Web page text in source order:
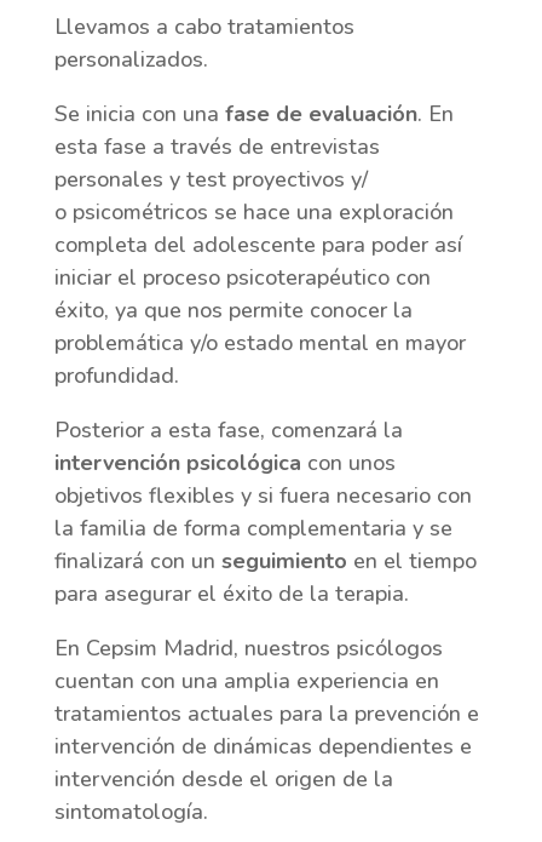
Llevamos a cabo tratamientos
personalizados.
Se inicia con una fase de evaluación. En
esta fase a través de entrevistas
personales y test proyectivos y/
o psicométricos se hace una exploración
completa del adolescente para poder así
iniciar el proceso psicoterapéutico con
éxito, ya que nos permite conocer la
problemática y/o estado mental en mayor
profundidad.
Posterior a esta fase, comenzará la
intervención psicológica con unos
objetivos flexibles y si fuera necesario con
la familia de forma complementaria y se
finalizará con un seguimiento en el tiempo
para asegurar el éxito de la terapia.
En Cepsim Madrid, nuestros psicólogos
cuentan con una amplia experiencia en
tratamientos actuales para la prevención e
intervención de dinámicas dependientes e
intervención desde el origen de la
sintomatología.